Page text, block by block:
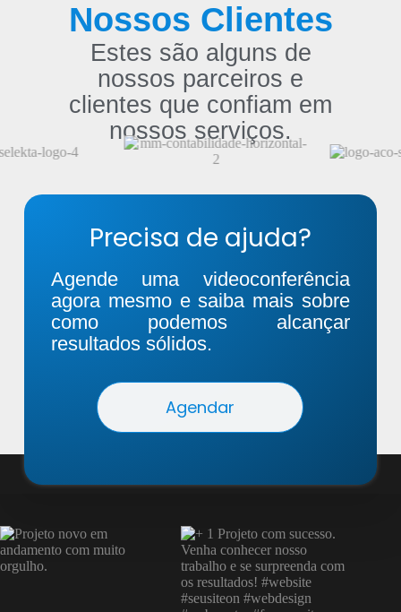
Nossos Clientes
Estes são alguns de
nossos parceiros e
clientes que confiam em
nossos serviços.
Precisa de ajuda?
Agende uma videoconferência
agora mesmo e saiba mais sobre
como podemos alcançar
resultados sólidos.
Agendar